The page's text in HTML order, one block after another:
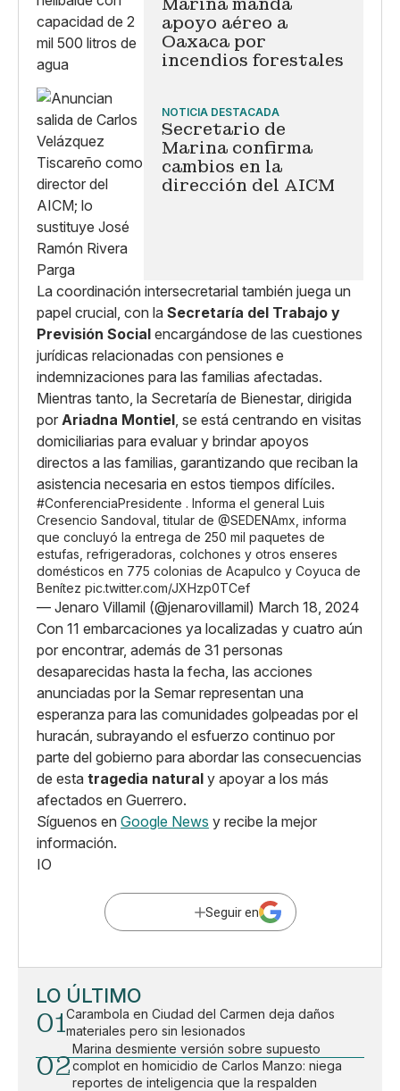
apoyo aéreo a
Oaxaca por
incendios forestales
NOTICIA DESTACADA
Secretario de
Marina confirma
cambios en la
dirección del AICM
La coordinación intersecretarial también juega un
papel crucial, con la Secretaría del Trabajo y
Previsión Social encargándose de las cuestiones
jurídicas relacionadas con pensiones e
indemnizaciones para las familias afectadas.
Mientras tanto, la Secretaría de Bienestar, dirigida
por Ariadna Montiel, se está centrando en visitas
domiciliarias para evaluar y brindar apoyos
directos a las familias, garantizando que reciban la
asistencia necesaria en estos tiempos difíciles.
#ConferenciaPresidente . Informa el general Luis
Cresencio Sandoval, titular de @SEDENAmx , informa
que concluyó la entrega de 250 mil paquetes de
estufas, refrigeradoras, colchones y otros enseres
domésticos en 775 colonias de Acapulco y Coyuca de
Benítez pic.twitter.com/JXHzp0TCef
— Jenaro Villamil (@jenarovillamil) March 18, 2024
Con 11 embarcaciones ya localizadas y cuatro aún
por encontrar, además de 31 personas
desaparecidas hasta la fecha, las acciones
anunciadas por la Semar representan una
esperanza para las comunidades golpeadas por el
huracán, subrayando el esfuerzo continuo por
parte del gobierno para abordar las consecuencias
de esta tragedia natural y apoyar a los más
afectados en Guerrero.
Síguenos en Google News y recibe la mejor
información.
IO
Seguir en
LO ÚLTIMO
01Carambola en Ciudad del Carmen deja daños
materiales pero sin lesionados
02
Marina desmiente versión sobre supuesto
complot en homicidio de Carlos Manzo: niega
reportes de inteligencia que la respalden